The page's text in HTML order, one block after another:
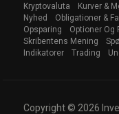
Kryptovaluta
Kurver &
Nyhed
Obligationer &
Opsparing
Optioner Og
Skribentens Mening
Indikatorer
Trading
Copyright © 2026